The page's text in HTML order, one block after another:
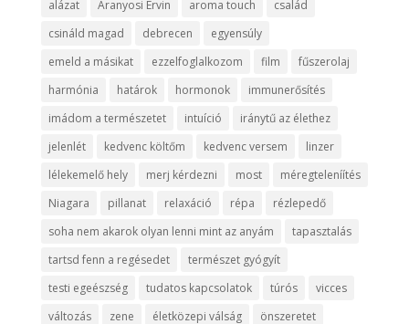
alázat Aranyosi Ervin aroma touch
család
csináld magad
debrecen
egyensúly
emeld a másikat
ezzelfoglalkozom film
fűszerolaj
harmónia
határok hormonok
immunerősítés
imádom a természetet
intuíció
iránytű az élethez
jelenlét
kedvenc költőm kedvenc versem
linzer
lélekemelő hely
merj kérdezni most
méregteleníítés
Niagara
pillanat relaxáció répa
rézlepedő
soha nem akarok olyan lenni mint az anyám
tapasztalás
tartsd fenn a regésedet
természet gyógyít
testi egeészség
tudatos kapcsolatok túrós
vicces
változás
zene életközepi válság önszeretet